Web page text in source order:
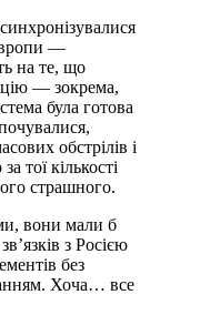
—
на те, що
— зокрема,
була готова
обстрілів і
тої кількості
страшного.
вони мали б
з Росією
без
Хоча… все